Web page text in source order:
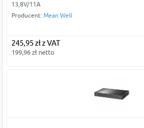
13,8V/11A
Producent: Mean Well
245,95 zł z VAT
199,96 zł netto